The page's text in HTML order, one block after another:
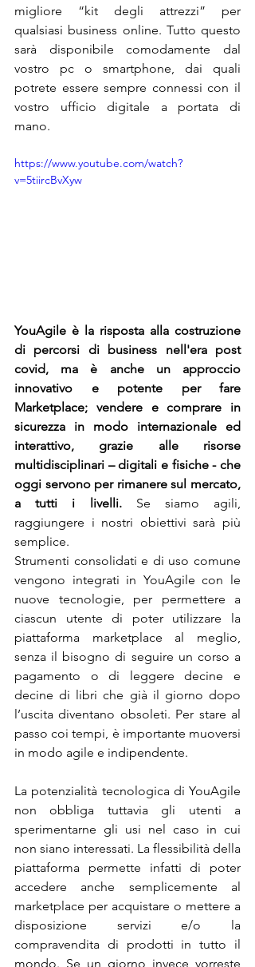
migliore “kit degli attrezzi” per
qualsiasi business online. Tutto questo
sarà disponibile comodamente dal
vostro pc o smartphone, dai quali
potrete essere sempre connessi con il
vostro ufficio digitale a portata di
mano.
https://www.youtube.com/watch?
v=5tiircBvXyw
YouAgile è la risposta alla costruzione
di percorsi di business nell'era post
covid, ma è anche un approccio
innovativo e potente per fare
Marketplace; vendere e comprare in
sicurezza in modo internazionale ed
interattivo, grazie alle risorse
multidisciplinari – digitali e fisiche - che
oggi servono per rimanere sul mercato,
a tutti i livelli. Se siamo agili,
raggiungere i nostri obiettivi sarà più
semplice.
Strumenti consolidati e di uso comune
vengono integrati in YouAgile con le
nuove tecnologie, per permettere a
ciascun utente di poter utilizzare la
piattaforma marketplace al meglio,
senza il bisogno di seguire un corso a
pagamento o di leggere decine e
decine di libri che già il giorno dopo
l’uscita diventano obsoleti. Per stare al
passo coi tempi, è importante muoversi
in modo agile e indipendente.
La potenzialità tecnologica di YouAgile
non obbliga tuttavia gli utenti a
sperimentarne gli usi nel caso in cui
non siano interessati. La flessibilità della
piattaforma permette infatti di poter
accedere anche semplicemente al
marketplace per acquistare o mettere a
disposizione servizi e/o la
compravendita di prodotti in tutto il
mondo. Se un giorno invece vorreste